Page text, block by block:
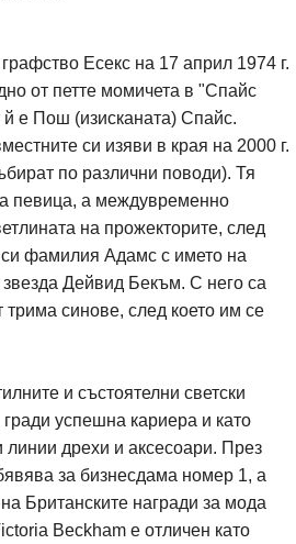
Есекс на 17 април 1974 г.
от петте момичета в "Спайс
й е Пош (изисканата) Спайс.
си изяви в края на 2000 г.
по различни поводи). Тя
певица, а междувременно
на прожекторите, след
фамилия Адамс с името на
Дейвид Бекъм. С него са
трима синове, след което им се
и състоятелни светски
успешна кариера и като
линии дрехи и аксесоари. През
за бизнесдама номер 1, а
Британските награди за мода
Beckham е отличен като